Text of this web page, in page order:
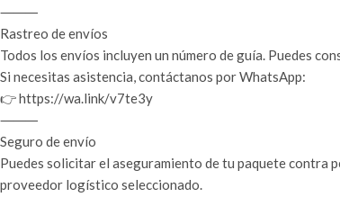
⸻
Rastreo de envíos
Todos los envíos incluyen un número de guía. Puedes
Si necesitas asistencia, contáctanos por WhatsApp:
👉 https://wa.link/v7te3y
⸻
Seguro de envío
Puedes solicitar el aseguramiento de tu paquete contra
proveedor logístico seleccionado.